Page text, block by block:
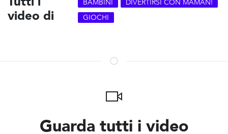
video di
BAMBINI
DIVERTIRSI CON MAMAN!
GIOCHI
Guarda tutti i video